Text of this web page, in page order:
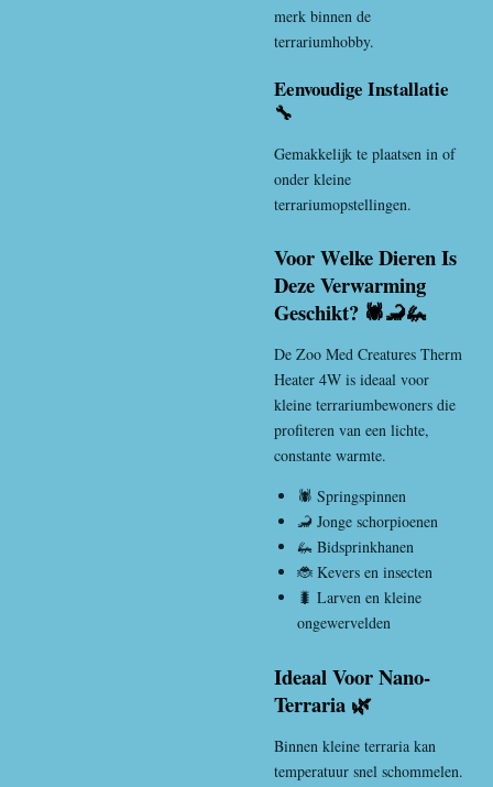
merk binnen de
terrariumhobby.
Eenvoudige Installatie
🔧
Gemakkelijk te plaatsen in of
onder kleine
terrariumopstellingen.
Voor Welke Dieren Is
Deze Verwarming
Geschikt? 🕷️🦂🦗
De Zoo Med Creatures Therm
Heater 4W is ideaal voor
kleine terrariumbewoners die
profiteren van een lichte,
constante warmte.
🕷️ Springspinnen
🦂 Jonge schorpioenen
🦗 Bidsprinkhanen
🐞 Kevers en insecten
🐛 Larven en kleine
ongewervelden
Ideaal Voor Nano-
Terraria 🌿
Binnen kleine terraria kan
temperatuur snel schommelen.